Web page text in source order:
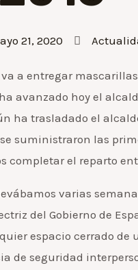
21, 2020
a entregar
avanzado hoy el
ha trasladado el
suministraron las
completar el reparto
varias
del Gobierno de
espacio cerrado
de seguridad